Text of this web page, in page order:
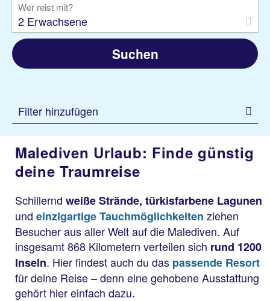
Wer reist mit?
2 Erwachsene
Suchen
Filter hinzufügen
Malediven Urlaub: Finde günstig
deine Traumreise
Schillernd weiße Strände, türkisfarbene Lagunen
und einzigartige Tauchmöglichkeiten ziehen
Besucher aus aller Welt auf die Malediven. Auf
insgesamt 868 Kilometern verteilen sich rund 1200
Inseln. Hier findest auch du das passende Resort
für deine Reise – denn eine gehobene Ausstattung
gehört hier einfach dazu.